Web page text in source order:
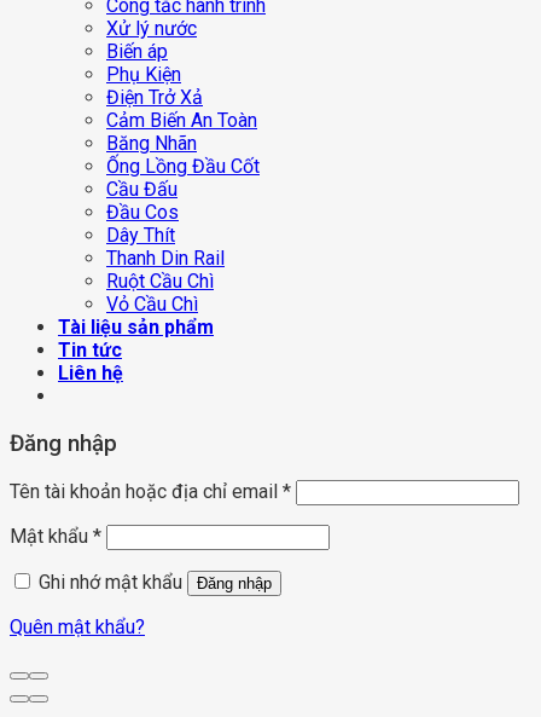
Công tắc hành trình
Xử lý nước
Biến áp
Phụ Kiện
Điện Trở Xả
Cảm Biến An Toàn
Băng Nhãn
Ống Lồng Đầu Cốt
Cầu Đấu
Đầu Cos
Dây Thít
Thanh Din Rail
Ruột Cầu Chì
Vỏ Cầu Chì
Tài liệu sản phẩm
Tin tức
Liên hệ
Đăng nhập
Tên tài khoản hoặc địa chỉ email *
Mật khẩu *
Ghi nhớ mật khẩu
Đăng nhập
Quên mật khẩu?